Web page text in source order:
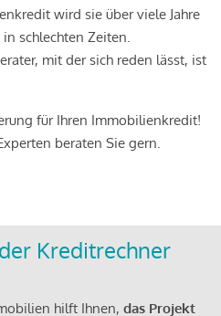
wird sie über viele Jahre
schlechten Zeiten.
mit der sich reden lässt, ist
für Ihren Immobilienkredit!
beraten Sie gern.
Kreditrechner
hilft Ihnen, das Projekt